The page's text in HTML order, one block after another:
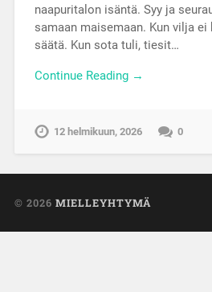
naapuritalon isäntä. Syy ja
samaan maisemaan. Kun vilja
säätä. Kun sota tuli, tiesit…
Continue Reading →
12 helmikuun, 2026 0
© 2026 MIELLEYHTYMÄ